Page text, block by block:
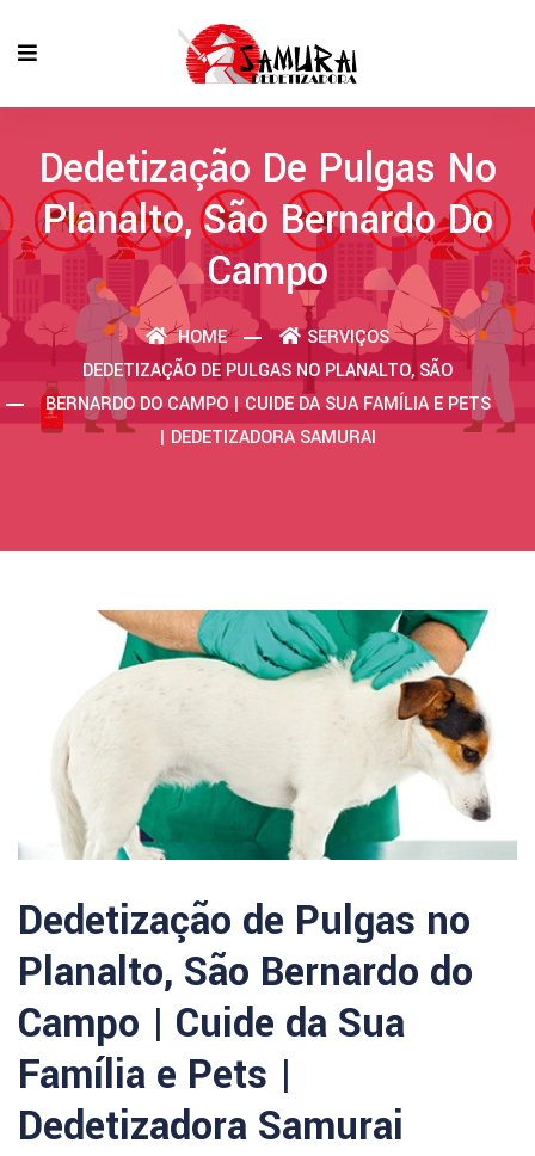
Dedetização De Pulgas No
Planalto, São Bernardo Do
Campo
HOME
SERVIÇOS
DEDETIZAÇÃO DE PULGAS NO PLANALTO, SÃO
BERNARDO DO CAMPO | CUIDE DA SUA FAMÍLIA E PETS
| DEDETIZADORA SAMURAI
Dedetização de Pulgas no
Planalto, São Bernardo do
Campo | Cuide da Sua
Família e Pets |
Dedetizadora Samurai